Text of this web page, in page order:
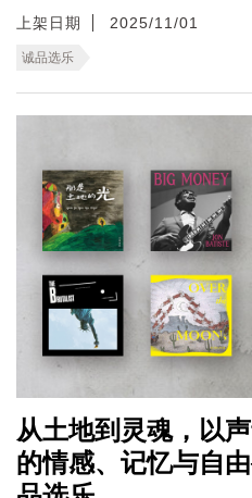
上架日期 2025/11/01
诚品选乐
从土地到灵魂，以
的情感、记忆与自